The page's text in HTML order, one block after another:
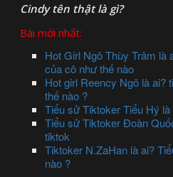
Cindytên thật là gì?
Bài mới nhất:
Hot Girl Ngô Thùy Trâm là
của cô như thế nào
Hot girl Reency Ngô là ai?
thế nào ?
Tiểu sử Tiktoker Tiểu Hý
Tiểu sử Tiktoker Đoàn
tiktok
Tiktoker N.ZaHan là ai?
nào ?